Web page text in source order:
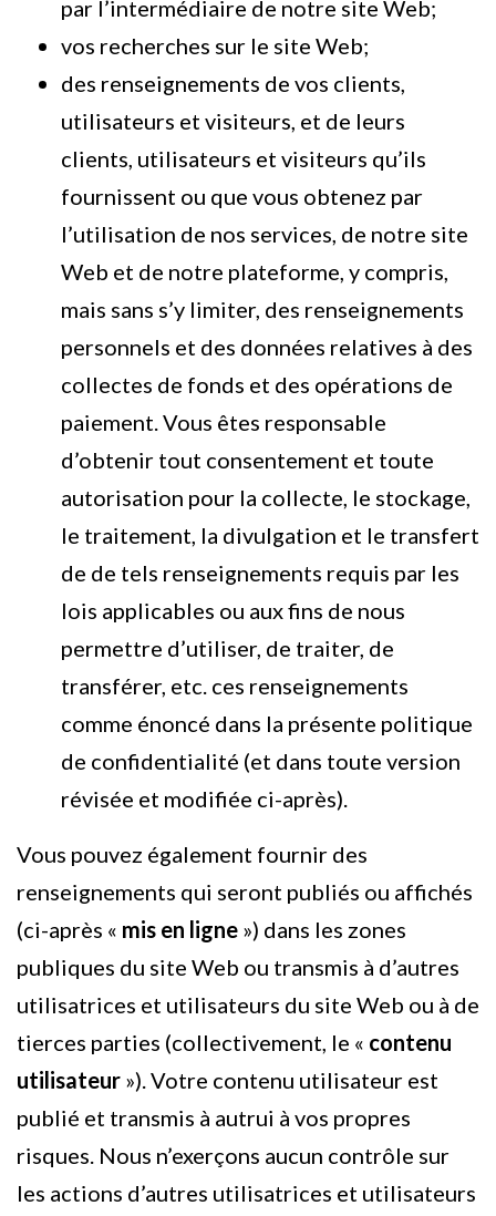
par l’intermédiaire de notre site Web;
vos recherches sur le site Web;
des renseignements de vos clients,
utilisateurs et visiteurs, et de leurs
clients, utilisateurs et visiteurs qu’ils
fournissent ou que vous obtenez par
l’utilisation de nos services, de notre site
Web et de notre plateforme, y compris,
mais sans s’y limiter, des renseignements
personnels et des données relatives à des
collectes de fonds et des opérations de
paiement. Vous êtes responsable
d’obtenir tout consentement et toute
autorisation pour la collecte, le stockage,
le traitement, la divulgation et le transfert
de de tels renseignements requis par les
lois applicables ou aux fins de nous
permettre d’utiliser, de traiter, de
transférer, etc. ces renseignements
comme énoncé dans la présente politique
de confidentialité (et dans toute version
révisée et modifiée ci-après).
Vous pouvez également fournir des
renseignements qui seront publiés ou affichés
(ci-après « mis en ligne ») dans les zones
publiques du site Web ou transmis à d’autres
utilisatrices et utilisateurs du site Web ou à de
tierces parties (collectivement, le « contenu
utilisateur »). Votre contenu utilisateur est
publié et transmis à autrui à vos propres
risques. Nous n’exerçons aucun contrôle sur
les actions d’autres utilisatrices et utilisateurs